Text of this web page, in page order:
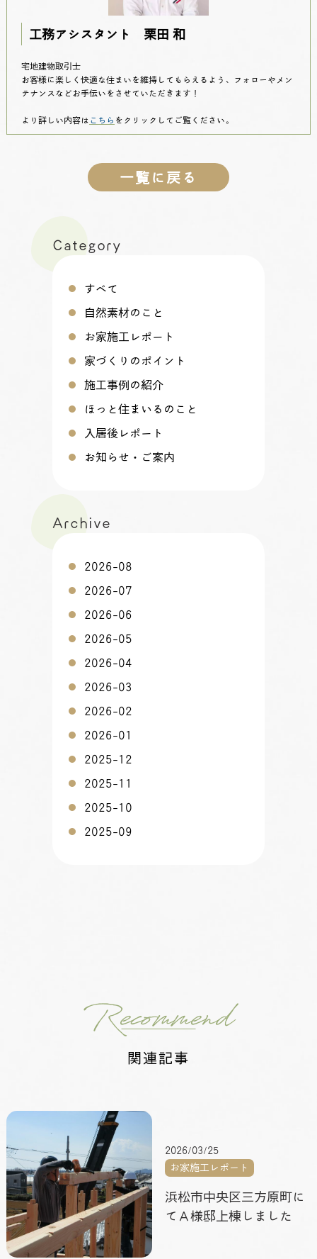
工務アシスタント 栗田 和
宅地建物取引士
お客様に楽しく快適な住まいを維持してもらえるよう、フォローやメン
テナンスなどお手伝いをさせていただきます！
より詳しい内容は こちら をクリックしてご覧ください。
一覧に戻る
Category
すべて
自然素材のこと
お家施工レポート
家づくりのポイント
施工事例の紹介
ほっと住まいるのこと
入居後レポート
お知らせ・ご案内
Archive
2026-08
2026-07
2026-06
2026-05
2026-04
2026-03
2026-02
2026-01
2025-12
2025-11
2025-10
2025-09
Recommend
関連記事
2026/03/25
お家施工レポート
浜松市中央区三方原町に
てＡ様邸上棟しました